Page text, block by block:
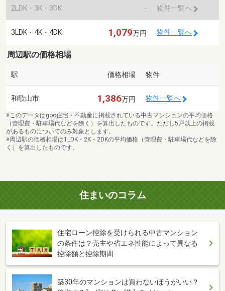
2LDK・3K・3DK - 物件一覧へ
3LDK・4K・4DK 1,079万円 物件一覧へ
周辺駅の価格相場
駅 価格相場 物件
和歌山市 1,386万円 物件一覧へ
※このデータはgoo住宅・不動産に掲載されている中古マンションの平均価格
（管理費・駐車場代などを除く）を算出したものです。ただし5戸以上の掲載
があるものについてのみ対象とします。
※周辺駅の価格相場は1LDK・2K・2DKの平均価格（管理費・駐車場代などを除
く）を算出したものです。
住まいのコラム
住宅ローン控除を受けられる中古マンション
の条件は？売主や省エネ性能によって異なる
控除額と控除期間
築30年のマンションは買わないほうがいい？